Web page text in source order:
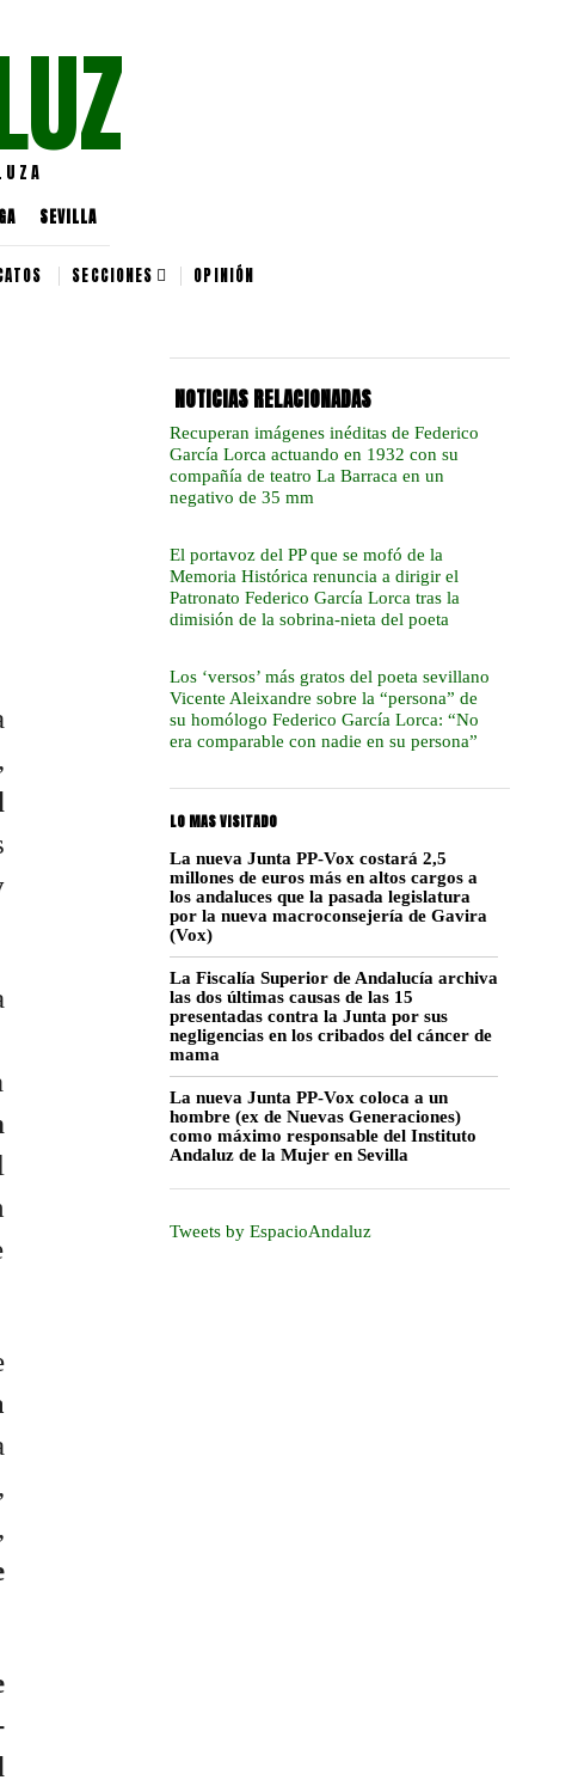
SEVILLA
SECCIONES OPINIÓN
NOTICIAS RELACIONADAS
Recuperan imágenes inéditas de Federico
García Lorca actuando en 1932 con su
compañía de teatro La Barraca en un
negativo de 35 mm
El portavoz del PP que se mofó de la
Memoria Histórica renuncia a dirigir el
Patronato Federico García Lorca tras la
dimisión de la sobrina-nieta del poeta
Los ‘versos’ más gratos del poeta sevillano
Vicente Aleixandre sobre la “persona” de
su homólogo Federico García Lorca: “No
era comparable con nadie en su persona”
LO MAS VISITADO
La nueva Junta PP-Vox costará 2,5
millones de euros más en altos cargos a
los andaluces que la pasada legislatura
por la nueva macroconsejería de Gavira
(Vox)
La Fiscalía Superior de Andalucía archiva
las dos últimas causas de las 15
presentadas contra la Junta por sus
negligencias en los cribados del cáncer de
mama
La nueva Junta PP-Vox coloca a un
hombre (ex de Nuevas Generaciones)
como máximo responsable del Instituto
Andaluz de la Mujer en Sevilla
Tweets by EspacioAndaluz